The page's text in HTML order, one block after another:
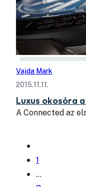
Vajda Mark
2015.11.11.
Luxus okosóra
A Connected az
1
…